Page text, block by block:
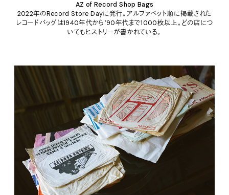
AZ of Record Shop Bags
2022年のRecord Store Dayに発行。アルファベット順に掲載された
レコードバッグは1940年代から’90年代まで1000枚以上。どの店につ
いてもヒストリーが書かれている。